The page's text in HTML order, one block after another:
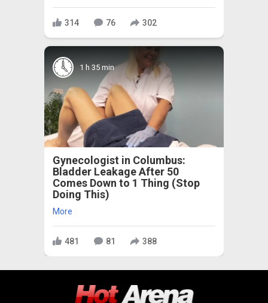
314 76 302
1 h 35 min
Gynecologist in Columbus:
Bladder Leakage After 50
Comes Down to 1 Thing (Stop
Doing This)
More
481 81 388